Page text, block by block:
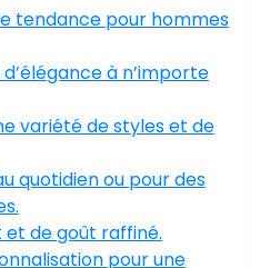
tendance pour hommes
à n’importe
variété de styles et de
quotidien ou pour des
de goût raffiné.
pour une